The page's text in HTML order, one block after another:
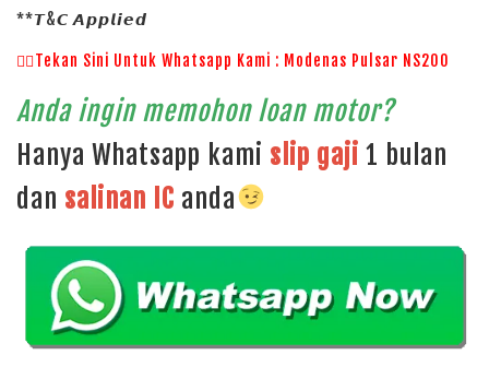
**𝙏&𝘾 𝘼𝙥𝙥𝙡𝙞𝙚𝙙
👉🏻Tekan Sini Untuk Whatsapp Kami : Modenas Pulsar NS200
Anda ingin memohon loan motor?
Hanya Whatsapp kami slip gaji 1 bulan
dan salinan IC anda